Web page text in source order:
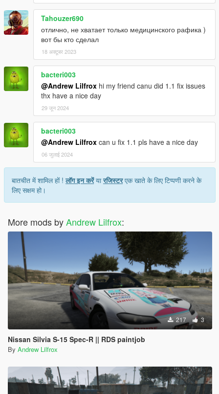
Tahouzer690
отлично, не хватает только медицинского рафика )
вот бы кто сделал
18 अक्टूबर 2023
bacteri003
@Andrew Lilfrox hi my friend canu did 1.1 fix issues
thx have a nice day
29 जून 2024
bacteri003
@Andrew Lilfrox can u fix 1.1 pls have a nice day
06 जुलाई 2024
बातचीत में शामिल हों !लॉग इन करेंयारजिस्टरएक खाते के लिए टिप्पणी करने के
लिए सक्षम हो।
More mods byAndrew Lilfrox:
217 3
Nissan Silvia S-15 Spec-R || RDS paintjob
By Andrew Lilfrox